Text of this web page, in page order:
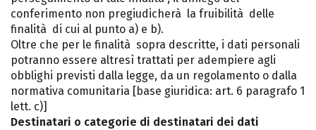
conferimento non pregiudicherà la fruibilità delle
finalità di cui al punto a) e b).
Oltre che per le finalità sopra descritte, i dati personali
potranno essere altresì trattati per adempiere agli
obblighi previsti dalla legge, da un regolamento o dalla
normativa comunitaria [base giuridica: art. 6 paragrafo 1
lett. c)]
Destinatari o categorie di destinatari dei dati